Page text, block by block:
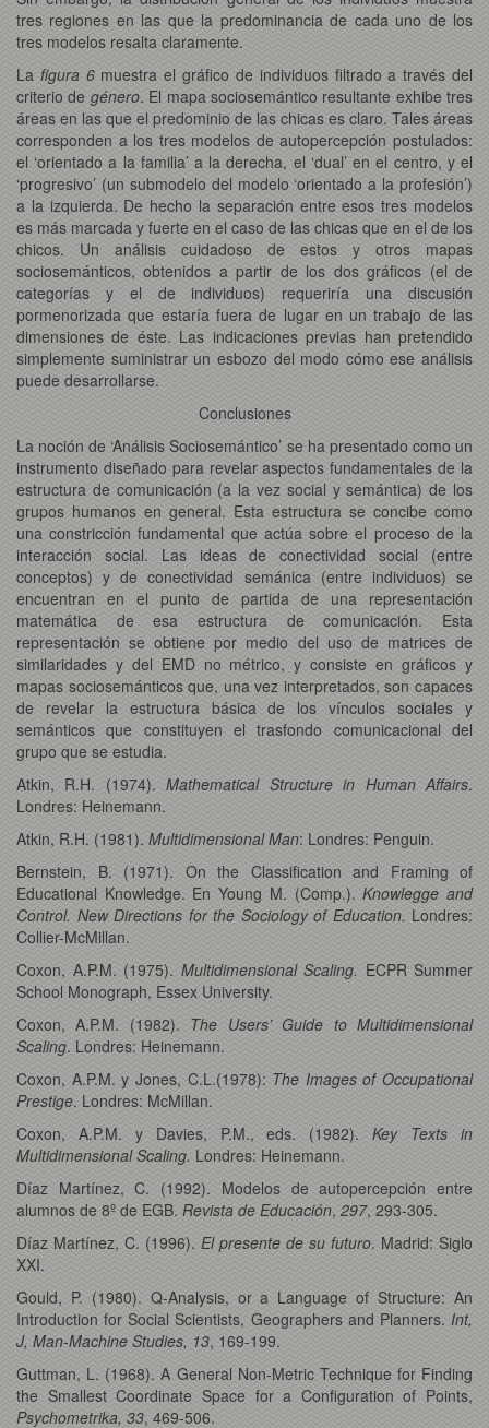
tres regiones en las que la predominancia de cada uno de los
tres modelos resalta claramente.
La figura 6muestra el gráfico de individuos filtrado a través del
criterio de género. El mapa sociosemántico resultante exhibe tres
áreas en las que el predominio de las chicas es claro. Tales áreas
corresponden a los tres modelos de autopercepción postulados:
el ‘orientado a la familia’ a la derecha, el ‘dual’ en el centro, y el
‘progresivo’ (un submodelo del modelo ‘orientado a la profesión’)
a la izquierda. De hecho la separación entre esos tres modelos
es más marcada y fuerte en el caso de las chicas que en el de los
chicos. Un análisis cuidadoso de estos y otros mapas
sociosemánticos, obtenidos a partir de los dos gráficos (el de
categorías y el de individuos) requeriría una discusión
pormenorizada que estaría fuera de lugar en un trabajo de las
dimensiones de éste. Las indicaciones previas han pretendido
simplemente suministrar un esbozo del modo cómo ese análisis
puede desarrollarse.
Conclusiones
La noción de ‘Análisis Sociosemántico’ se ha presentado como un
instrumento diseñado para revelar aspectos fundamentales de la
estructura de comunicación (a la vez social y semántica) de los
grupos humanos en general. Esta estructura se concibe como
una constricción fundamental que actúa sobre el proceso de la
interacción social. Las ideas de conectividad social (entre
conceptos) y de conectividad semánica (entre individuos) se
encuentran en el punto de partida de una representación
matemática de esa estructura de comunicación. Esta
representación se obtiene por medio del uso de matrices de
similaridades y del EMD no métrico, y consiste en gráficos y
mapas sociosemánticos que, una vez interpretados, son capaces
de revelar la estructura básica de los vínculos sociales y
semánticos que constituyen el trasfondo comunicacional del
grupo que se estudia.
Atkin, R.H. (1974). Mathematical Structure in Human Affairs.
Londres: Heinemann.
Atkin, R.H. (1981). Multidimensional Man: Londres: Penguin.
Bernstein, B. (1971). On the Classification and Framing of
Educational Knowledge. En Young M. (Comp.).Knowlegge and
Control. New Directions for the Sociology of Education. Londres:
Collier-McMillan.
Coxon, A.P.M. (1975). Multidimensional Scaling. ECPR Summer
School Monograph, Essex University.
Coxon, A.P.M. (1982). The Users’ Guide to Multidimensional
Scaling. Londres: Heinemann.
Coxon, A.P.M. y Jones, C.L.(1978): The Images of Occupational
Prestige. Londres: McMillan.
Coxon, A.P.M. y Davies, P.M., eds. (1982).Key Texts in
Multidimensional Scaling. Londres: Heinemann.
Díaz Martínez, C. (1992). Modelos de autopercepción entre
alumnos de 8º de EGB. Revista de Educación, 297, 293-305.
Díaz Martínez, C. (1996). El presente de su futuro. Madrid: Siglo
XXI.
Gould, P. (1980). Q-Analysis, or a Language of Structure: An
Introduction for Social Scientists, Geographers and Planners. Int,
J, Man-Machine Studies, 13, 169-199.
Guttman, L. (1968). A General Non-Metric Technique for Finding
the Smallest Coordinate Space for a Configuration of Points,
Psychometrika, 33, 469-506.